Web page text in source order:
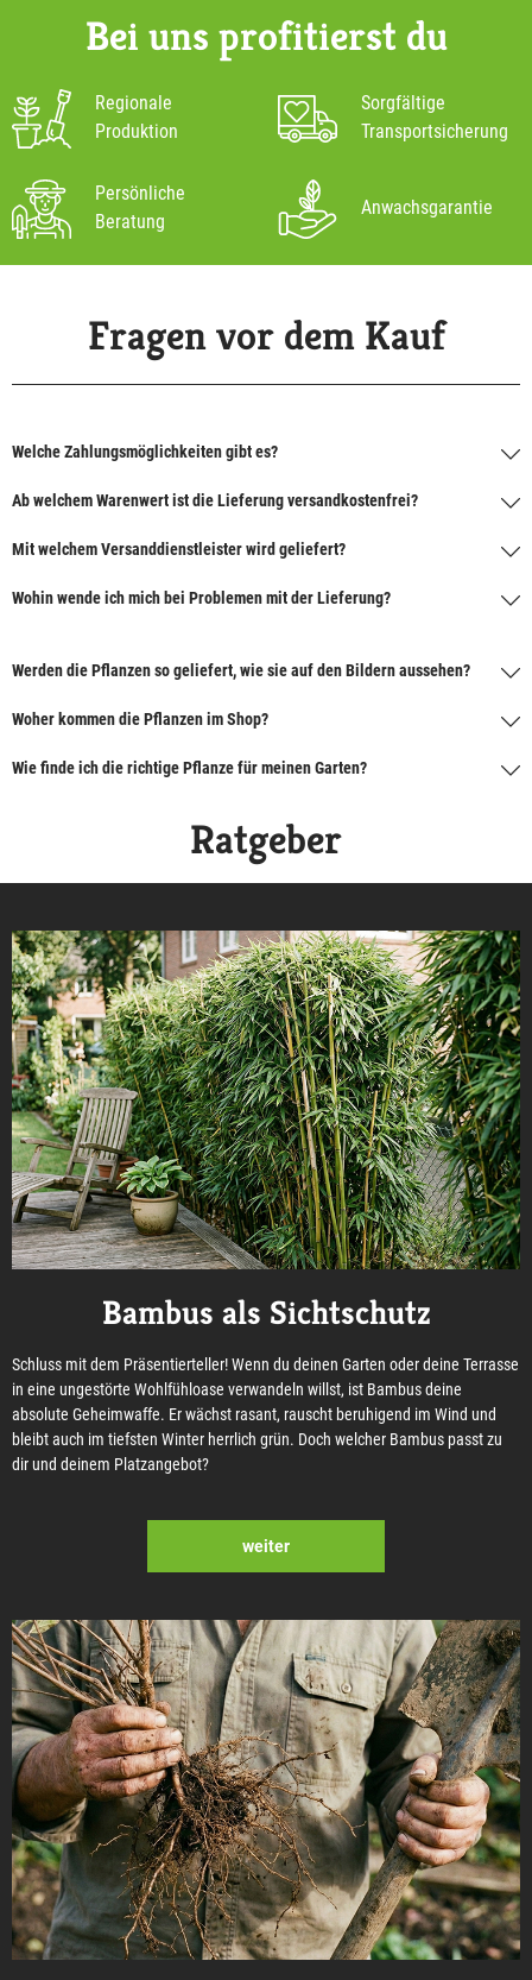
Bei uns profitierst du
Regionale
Produktion
Sorgfältige
Transportsicherung
Persönliche
Beratung
Anwachsgarantie
Fragen vor dem Kauf
Welche Zahlungsmöglichkeiten gibt es?
Ab welchem Warenwert ist die Lieferung versandkostenfrei?
Mit welchem Versanddienstleister wird geliefert?
Wohin wende ich mich bei Problemen mit der Lieferung?
Werden die Pflanzen so geliefert, wie sie auf den Bildern aussehen?
Woher kommen die Pflanzen im Shop?
Wie finde ich die richtige Pflanze für meinen Garten?
Ratgeber
Bambus als Sichtschutz
Schluss mit dem Präsentierteller! Wenn du deinen Garten oder deine Terrasse
in eine ungestörte Wohlfühloase verwandeln willst, ist Bambus deine
absolute Geheimwaffe. Er wächst rasant, rauscht beruhigend im Wind und
bleibt auch im tiefsten Winter herrlich grün. Doch welcher Bambus passt zu
dir und deinem Platzangebot?
weiter